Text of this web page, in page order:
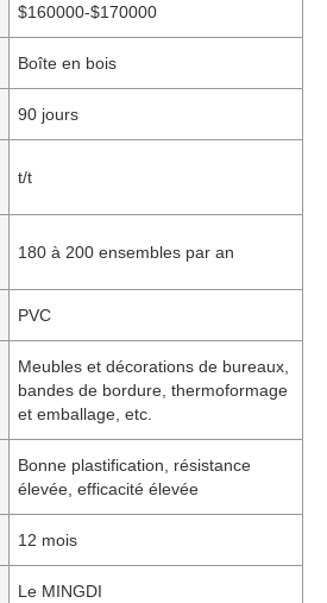
$160000-$170000
Boîte en bois
90 jours
t/t
180 à 200 ensembles par an
PVC
Meubles et décorations de bureaux,
bandes de bordure, thermoformage
et emballage, etc.
Bonne plastification, résistance
élevée, efficacité élevée
12 mois
Le MINGDI